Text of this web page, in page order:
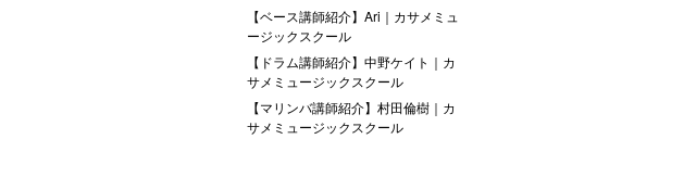
【ベース講師紹介】Ari｜カサメミュ
ージックスクール
【ドラム講師紹介】中野ケイト｜カ
サメミュージックスクール
【マリンバ講師紹介】村田倫樹｜カ
サメミュージックスクール